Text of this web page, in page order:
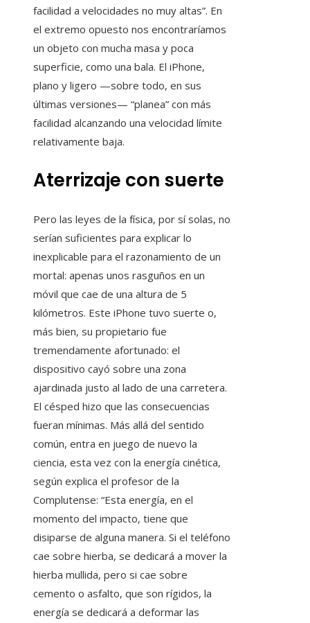
facilidad a velocidades no muy altas”. En
el extremo opuesto nos encontraríamos
un objeto con mucha masa y poca
superficie, como una bala. El iPhone,
plano y ligero —sobre todo, en sus
últimas versiones— “planea” con más
facilidad alcanzando una velocidad límite
relativamente baja.
Aterrizaje con suerte
Pero las leyes de la física, por sí solas, no
serían suficientes para explicar lo
inexplicable para el razonamiento de un
mortal: apenas unos rasguños en un
móvil que cae de una altura de 5
kilómetros. Este iPhone tuvo suerte o,
más bien, su propietario fue
tremendamente afortunado: el
dispositivo cayó sobre una zona
ajardinada justo al lado de una carretera.
El césped hizo que las consecuencias
fueran mínimas. Más allá del sentido
común, entra en juego de nuevo la
ciencia, esta vez con la energía cinética,
según explica el profesor de la
Complutense: “Esta energía, en el
momento del impacto, tiene que
disiparse de alguna manera. Si el teléfono
cae sobre hierba, se dedicará a mover la
hierba mullida, pero si cae sobre
cemento o asfalto, que son rígidos, la
energía se dedicará a deformar las